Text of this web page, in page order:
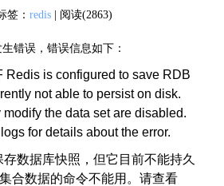
签：redis | 阅读(2863)
错误，错误信息如下：
Redis is configured to save RDB
not able to persist on disk.
the data set are disabled.
for details about the error.
数据库快照，但它目前不能持久
合数据的命令不能用。请查看